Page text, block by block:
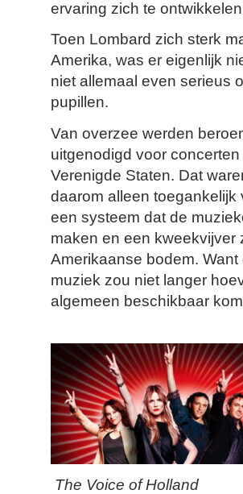
ervaring zich te
Toen Lombard zich sterk
Amerika, was er eigenlijk
niet allemaal even serieus
pupillen.
Van overzee werden
uitgenodigd voor
Verenigde Staten. Dat
daarom alleen
een systeem dat de
maken en een kweekvijver
Amerikaanse bodem.
muziek zou niet langer
algemeen beschikbaar
The Voice of Holland